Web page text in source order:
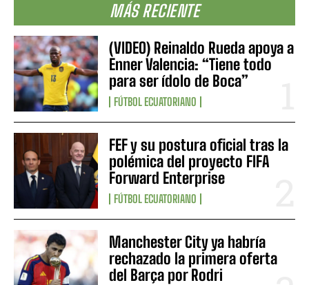
MÁS RECIENTE
(VIDEO) Reinaldo Rueda apoya a
Enner Valencia: “Tiene todo
para ser ídolo de Boca”
FÚTBOL ECUATORIANO
FEF y su postura oficial tras la
polémica del proyecto FIFA
Forward Enterprise
FÚTBOL ECUATORIANO
Manchester City ya habría
rechazado la primera oferta
del Barça por Rodri